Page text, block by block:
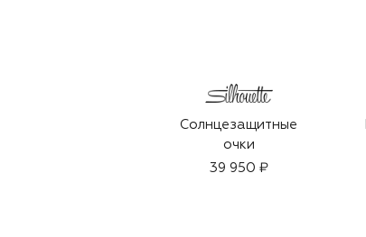
Солнцезащитные
очки
39 950 ₽